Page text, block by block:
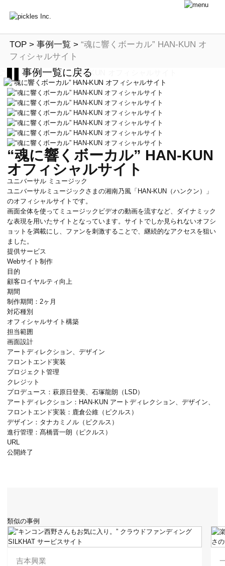
TOP >事例一覧 >“魂に響くボーカル” HAN-KUN オ
フィシャルサイト
事例一覧に戻る
“魂に響くボーカル” HAN-KUN
オフィシャルサイト
ユニバーサル ミュージック
ユニバーサルミュージックさまの湘南乃風「HAN-KUN（ハンクン）」
のオフィシャルサイトです。
画面全体を使ってミュージックビデオの動画を流すなど、ダイナミック
な表現を用いたサイトとなっています。サイトでしか見られないオフシ
ョットを満載にし、ファンを刺激することで、継続的なアクセスを狙い
ました。
提供サービス
Webサイト制作
目的
顧客ロイヤルティ向上
期間
制作期間：2ヶ月
対応種別
オフィシャルサイト構築
担当範囲
画面設計
アートディレクション、デザイン
フロントエンド実装
プロジェクト管理
クレジット
プロデュース：萩原日登美、石塚龍朗（LSD）
アートディレクション：HAN-KUN アートディレクション、デザイン、
フロントエンド実装：鹿倉公維（ピクルス）
デザイン： タナカミノル（ピクルス）
進行管理： 髙橋晋一朗（ピクルス）
URL
公開終了
類似の事例
吉本興業